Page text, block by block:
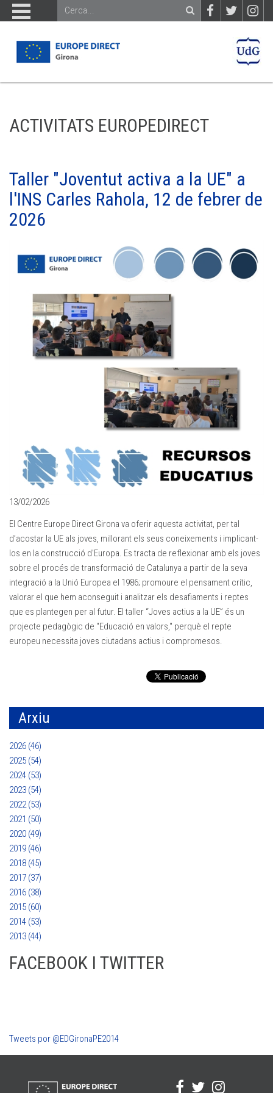
ACTIVITATS EUROPEDIRECT
Taller "Joventut activa a la UE" a
l'INS Carles Rahola, 12 de febrer de
2026
13/02/2026
El Centre Europe Direct Girona va oferir aquesta activitat, per tal
d’acostar la UE als joves, millorant els seus coneixements i implicant-
los en la construcció d'Europa. Es tracta de reflexionar amb els joves
sobre el procés de transformació de Catalunya a partir de la seva
integració a la Unió Europea el 1986; promoure el pensament crític,
valorar el que hem aconseguit i analitzar els desafiaments i reptes
que es plantegen per al futur. El taller “Joves actius a la UE” és un
projecte pedagògic de "Educació en valors," perquè el repte
europeu necessita joves ciutadans actius i compromesos.
Arxiu
2026 (46)
2025 (54)
2024 (53)
2023 (54)
2022 (53)
2021 (50)
2020 (49)
2019 (46)
2018 (45)
2017 (37)
2016 (38)
2015 (60)
2014 (53)
2013 (44)
FACEBOOK I TWITTER
Tweets por @EDGironaPE2014